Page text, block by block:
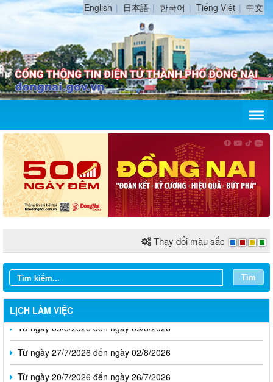
English 日本語 한국어 Tiếng Việt 中文
Thay đổi màu sắc
Tìm
LỊCH LÀM VIỆC
Từ ngày 03/8/2026 đến ngày 09/8/2026
Từ ngày 27/7/2026 đến ngày 02/8/2026
Từ ngày 20/7/2026 đến ngày 26/7/2026